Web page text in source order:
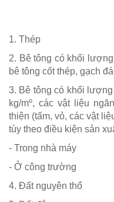
1. Thép
2. Bê tông có khối
bê tông cốt thép, gạch
3. Bê tông có khối
kg/mº, các vật liệu
thiện (tấm, vỏ, các vật
tùy theo điều kiện sản
- Trong nhà máy
- Ở công trường
4. Đất nguyên thổ